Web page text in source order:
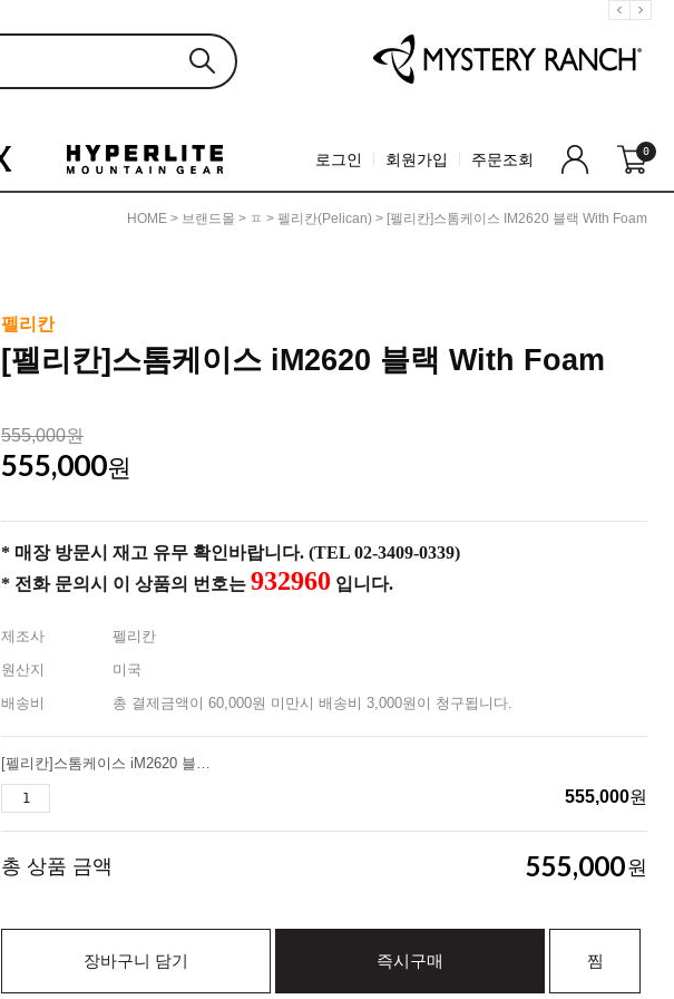
로그인 회원가입 주문조회 0
HOME > 브랜드몰 > ㅍ > 펠리칸(Pelican) > [펠리칸]스톰케이스 IM2620 블랙 With Foam
펠리칸
[펠리칸]스톰케이스 iM2620 블랙 With Foam
555,000원
555,000원
* 매장 방문시 재고 유무 확인바랍니다. (TEL 02-3409-0339)
* 전화 문의시 이 상품의 번호는 932960 입니다.
제조사
펠리칸
원산지
미국
배송비
총 결제금액이 60,000원 미만시 배송비 3,000원이 청구됩니다.
[펠리칸]스톰케이스 iM2620 블랙 With Foam
555,000원
총 상품 금액 555,000원
장바구니 담기 즉시구매 찜